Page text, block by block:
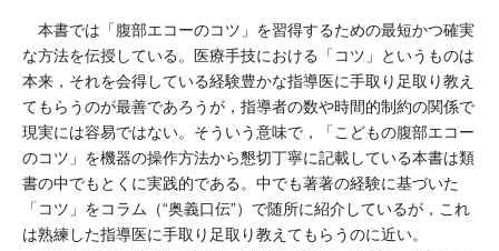
本書では「腹部エコーのコツ」を習得するための最短かつ確実
な方法を伝授している。医療手技における「コツ」というものは
本来，それを会得している経験豊かな指導医に手取り足取り教え
てもらうのが最善であろうが，指導者の数や時間的制約の関係で
現実には容易ではない。そういう意味で，「こどもの腹部エコー
のコツ」を機器の操作方法から懇切丁寧に記載している本書は類
書の中でもとくに実践的である。中でも著著の経験に基づいた
「コツ」をコラム（“奥義口伝”）で随所に紹介しているが，これ
は熟練した指導医に手取り足取り教えてもらうのに近い。